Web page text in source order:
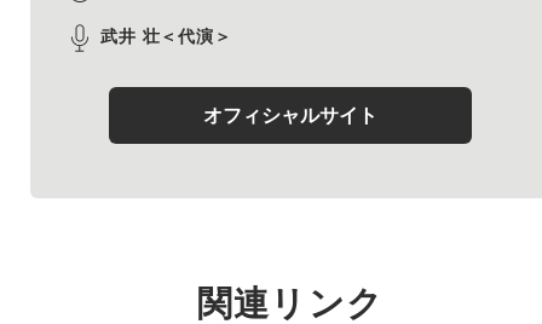
武井 壮＜代演＞
オフィシャルサイト
関連リンク